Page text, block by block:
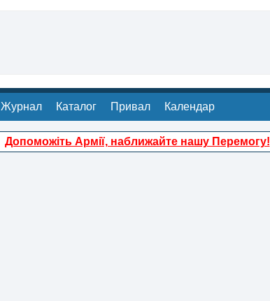
Журнал Каталог Привал Календар
Допоможіть Армії, наближайте нашу Перемогу!